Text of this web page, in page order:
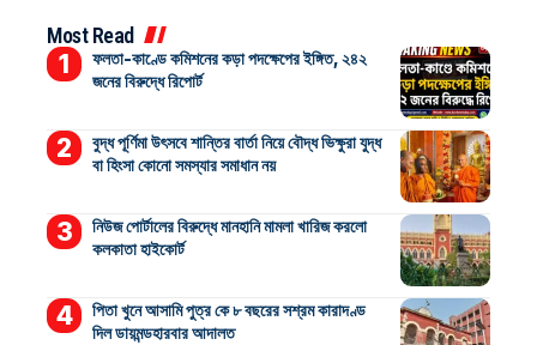
Most Read
ফলতা-কাণ্ডে কমিশনের কড়া পদক্ষেপের ইঙ্গিত, ২৪২
জনের বিরুদ্ধে রিপোর্ট
বুদ্ধ পূর্ণিমা উৎসবে শান্তির বার্তা নিয়ে বৌদ্ধ ভিক্ষুরা যুদ্ধ
বা হিংসা কোনো সমস্যার সমাধান নয়
নিউজ পোর্টালের বিরুদ্ধে মানহানি মামলা খারিজ করলো
কলকাতা হাইকোর্ট
পিতা খুনে আসামি পুত্র কে ৮ বছরের সশ্রম কারাদণ্ড
দিল ডায়মন্ডহারবার আদালত